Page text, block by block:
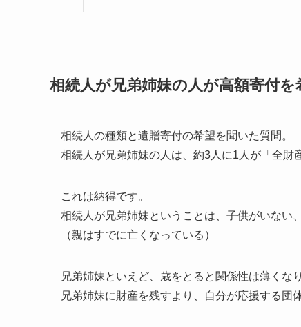
相続人が兄弟姉妹の人が高額寄付を
相続人の種類と遺贈寄付の希望を聞いた質問。
相続人が兄弟姉妹の人は、約3人に1人が「全財
これは納得です。
相続人が兄弟姉妹ということは、子供がいない
（親はすでに亡くなっている）
兄弟姉妹といえど、歳をとると関係性は薄くな
兄弟姉妹に財産を残すより、自分が応援する団